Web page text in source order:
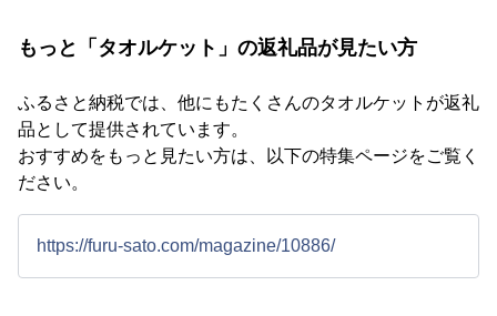
もっと「タオルケット」の返礼品が見たい方
ふるさと納税では、他にもたくさんのタオルケットが返礼
品として提供されています。
おすすめをもっと見たい方は、以下の特集ページをご覧く
ださい。
https://furu-sato.com/magazine/10886/